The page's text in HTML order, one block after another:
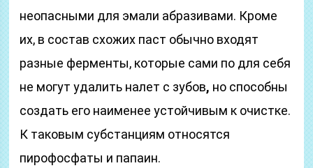
неопасными для эмали абразивами. Кроме
их, в состав схожих паст обычно входят
разные ферменты, которые сами по для себя
не могут удалить налет с зубов, но способны
создать его наименее устойчивым к очистке.
К таковым субстанциям относятся
пирофосфаты и папаин.